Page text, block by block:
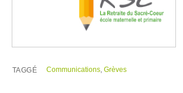
TAGGÉ Communications,Grèves